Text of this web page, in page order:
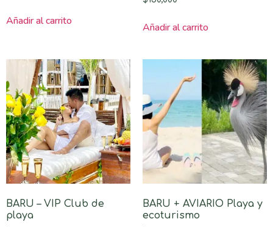
Añadir al carrito Añadir al carrito
BARU – VIP Club de
playa
BARU + AVIARIO Playa y
ecoturismo